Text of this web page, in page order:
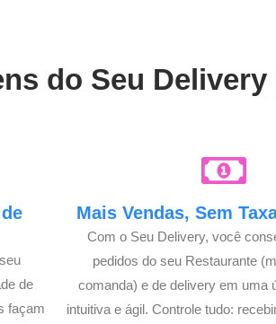
do Seu
de
façam
Mais Vendas, Sem
Com o Seu Delivery, você
pedidos do seu Restaurante
comanda) e de delivery em uma
intuitiva e ágil. Controle tudo: